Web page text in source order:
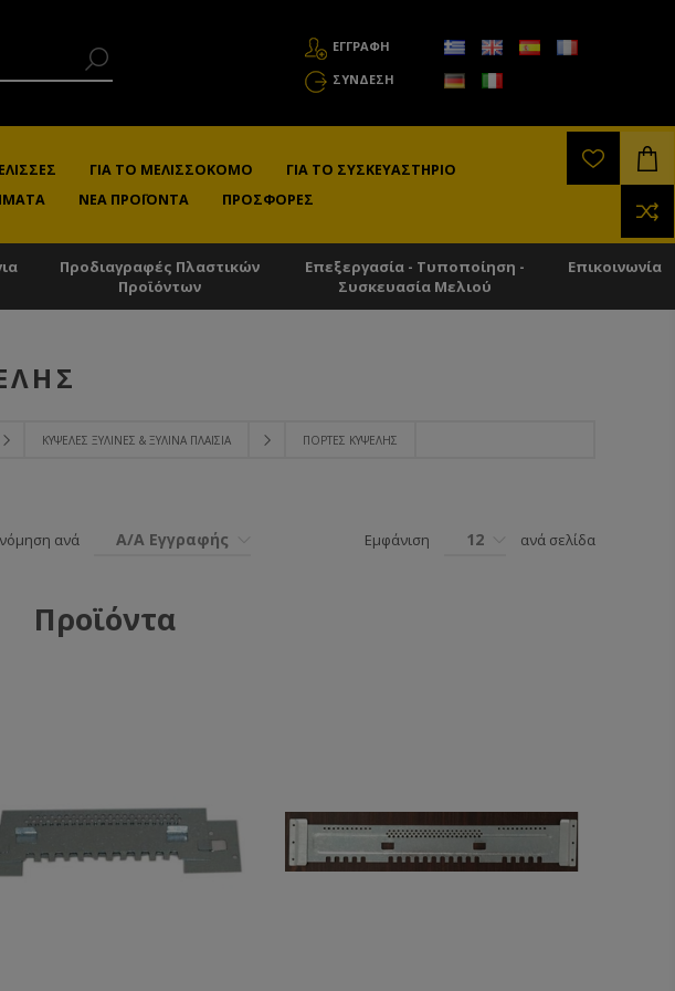
ΕΓΓΡΑΦΗ
ΣΎΝΔΕΣΗ
ΓΙΑ ΤΟ ΜΕΛΙΣΣΟΚΌΜΟ
ΓΙΑ ΤΟ ΣΥΣΚΕΥΑΣΤΉΡΙΟ
ΝΈΑ ΠΡΟΪΌΝΤΑ ΠΡΟΣΦΟΡΈΣ
Προδιαγραφές Πλαστικών
Προϊόντων
Επεξεργασία - Τυποποίηση -
Συσκευασία Μελιού
Επικοινωνία
ΚΥΨΈΛΕΣ ΞΎΛΙΝΕΣ & ΞΎΛΙΝΑ ΠΛΑΊΣΙΑ ΠΌΡΤΕΣ KΥΨΈΛΗΣ
ανά Α/Α Εγγραφής Εμφάνιση 12 ανά σελίδα
Προϊόντα